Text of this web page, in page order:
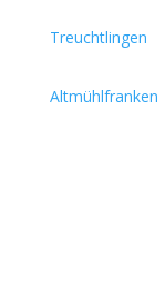
Treuchtlingen
Altmühlfranken